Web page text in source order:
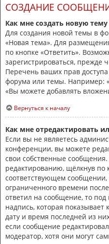
СОЗДАНИЕ
Как мне создать новую
Для создания новой темы в
«Новая тема». Для
по кнопке «Ответить».
зарегистрироваться, прежде
Перечень ваших прав
форума или темы. Например:
«Вы можете добавлять
Вернуться к началу
Как мне отредактировать
Если вы не являетесь
конференции, вы можете
свои собственные
редактированию, щёлкнув по
соответствующем сообщении,
ограниченного времени
ответил на сообщение, то
надпись, которая показывает
дату и время последней из
если сообщение
модератор, хотя они могут